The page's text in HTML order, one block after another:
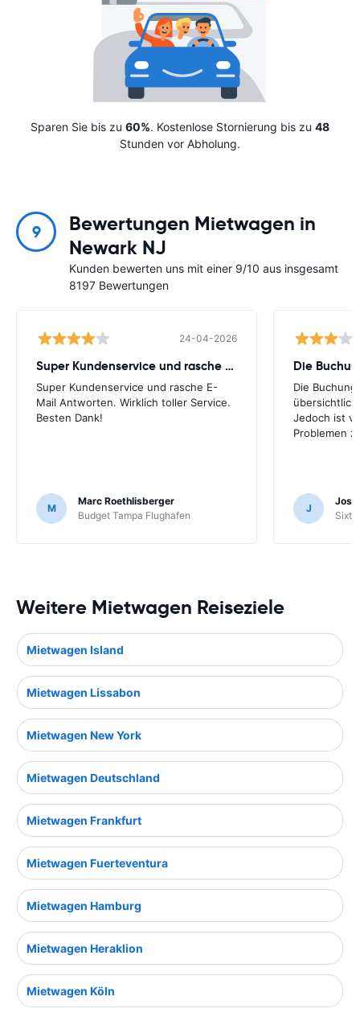
Sparen Sie bis zu 60%. Kostenlose Stornierung bis zu 48
Stunden vor Abholung.
9
Bewertungen Mietwagen in
Newark NJ
Kunden bewerten uns mit einer 9/10 aus insgesamt
8197 Bewertungen
24-04-2026
Super Kundenservice und rasche E-Mail
Super Kundenservice und rasche E-
Mail Antworten. Wirklich toller Service.
Besten Dank!
M
Marc Roethlisberger
Budget Tampa Flughafen
Die
Die
Jedoch ist
Problemen
J
Sixt
Weitere Mietwagen Reiseziele
Mietwagen Island
Mietwagen Lissabon
Mietwagen New York
Mietwagen Deutschland
Mietwagen Frankfurt
Mietwagen Fuerteventura
Mietwagen Hamburg
Mietwagen Heraklion
Mietwagen Köln